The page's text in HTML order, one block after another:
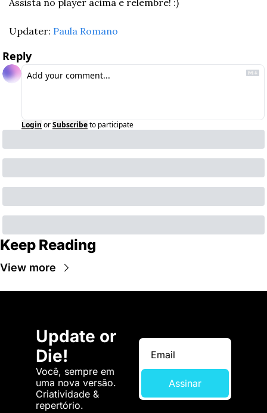
Assista no player acima e relembre! :)
Updater: Paula Romano
Reply
Login orSubscribeto participate
Keep Reading
View more
Update or
Die!
Você, sempre em
uma nova versão.
Criatividade &
repertório.
Assinar